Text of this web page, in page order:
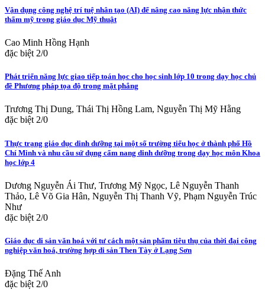
Vận dụng công nghệ trí tuệ nhân tạo (AI) để nâng cao năng lực nhận thức
thẩm mỹ trong giáo dục Mỹ thuật
Cao Minh Hồng Hạnh
đặc biệt 2/0
Phát triển năng lực giao tiếp toán học cho học sinh lớp 10 trong dạy học chủ
đề Phương pháp tọa độ trong mặt phẳng
Trương Thị Dung, Thái Thị Hồng Lam, Nguyễn Thị Mỹ Hằng
đặc biệt 2/0
Thực trạng giáo dục dinh dưỡng tại một số trường tiểu học ở thành phố Hồ
Chí Minh và nhu cầu sử dụng cẩm nang dinh dưỡng trong dạy học môn Khoa
học lớp 4
Dương Nguyễn Ái Thư, Trương Mỹ Ngọc, Lê Nguyễn Thanh
Thảo, Lê Võ Gia Hân, Nguyễn Thị Thanh Vỹ, Phạm Nguyễn Trúc
Như
đặc biệt 2/0
Giáo dục di sản văn hoá với tư cách một sản phẩm tiêu thụ của thời đại công
nghiệp văn hoá, trường hợp di sản Then Tày ở Lạng Sơn
Đặng Thế Anh
đặc biệt 2/0